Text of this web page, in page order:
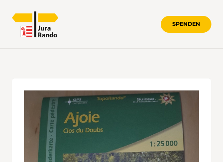
SPENDEN